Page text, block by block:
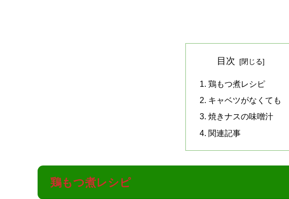
目次
鶏もつ煮レシピ
キャベツがなくても
焼きナスの味噌汁
関連記事
鶏もつ煮レシピ